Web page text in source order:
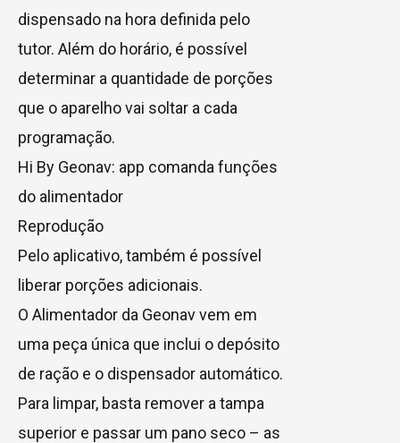
dispensado na hora definida pelo
tutor. Além do horário, é possível
determinar a quantidade de porções
que o aparelho vai soltar a cada
programação.
Hi By Geonav: app comanda funções
do alimentador
Reprodução
Pelo aplicativo, também é possível
liberar porções adicionais.
O Alimentador da Geonav vem em
uma peça única que inclui o depósito
de ração e o dispensador automático.
Para limpar, basta remover a tampa
superior e passar um pano seco – as